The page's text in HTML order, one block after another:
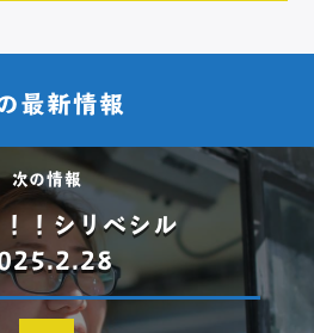
最新情報
次の情報
！シリベシル